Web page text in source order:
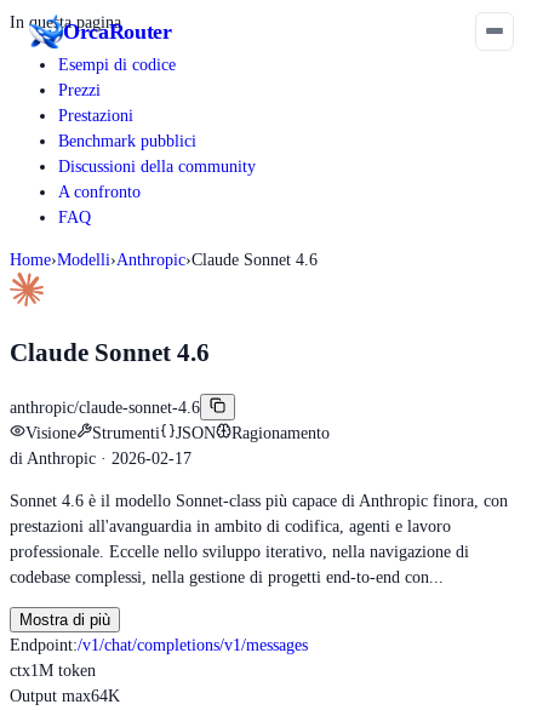
OrcaRouter
In questa pagina
Esempi di codice
Prezzi
Prestazioni
Benchmark pubblici
Discussioni della community
A confronto
FAQ
Home›Modelli›Anthropic›Claude Sonnet 4.6
Claude Sonnet 4.6
anthropic/claude-sonnet-4.6
Visione
Strumenti JSON
Ragionamento
di Anthropic · 2026-02-17
Sonnet 4.6 è il modello Sonnet-class più capace di Anthropic finora, con
prestazioni all'avanguardia in ambito di codifica, agenti e lavoro
professionale. Eccelle nello sviluppo iterativo, nella navigazione di
codebase complessi, nella gestione di progetti end-to-end con...
Mostra di più
Endpoint:/v1/chat/completions/v1/messages
ctx1M token
Output max64K